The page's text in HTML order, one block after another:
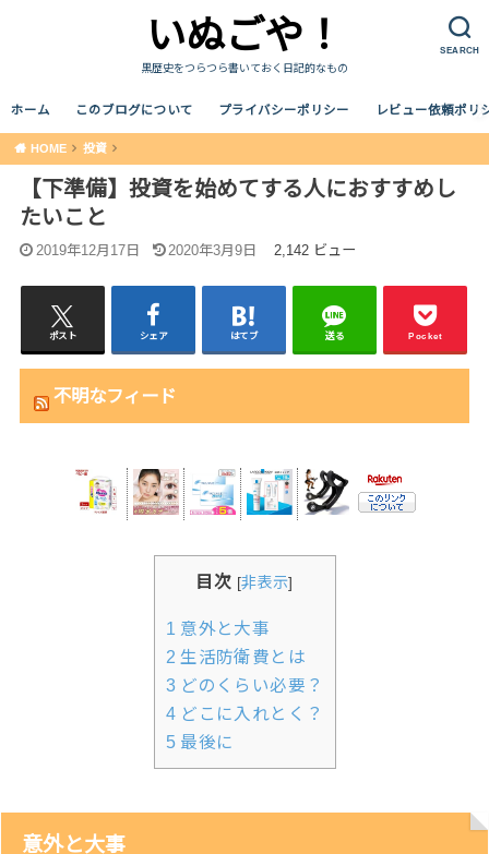
SEARCH
いぬごや！
黒歴史をつらつら書いておく日記的なもの
ホーム このブログについて プライバシーポリシー レビュー依頼ポリ
HOME 投資
【下準備】投資を始めてする人におすすめし
たいこと
2019年12月17日 2020年3月9日 2,142 ビュー
ポスト シェア はてブ 送る Pocket
不明なフィード
目次 [非表示]
1 意外と大事
2 生活防衛費とは
3どのくらい必要？
4どこに入れとく？
5最後に
意外と大事